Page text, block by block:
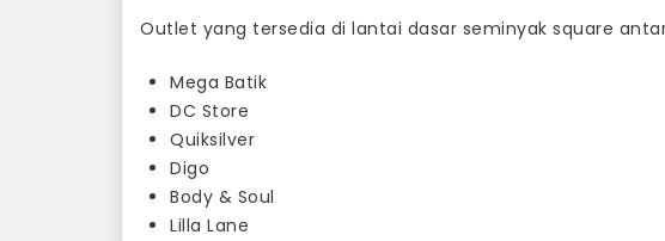
Outlet yang tersedia di lantai dasar seminyak square
Mega Batik
DC Store
Quiksilver
Digo
Body & Soul
Lilla Lane